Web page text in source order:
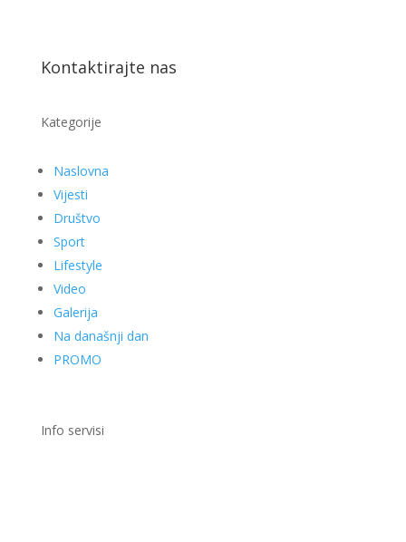
Kontaktirajte nas
Kategorije
Naslovna
Vijesti
Društvo
Sport
Lifestyle
Video
Galerija
Na današnji dan
PROMO
Info servisi